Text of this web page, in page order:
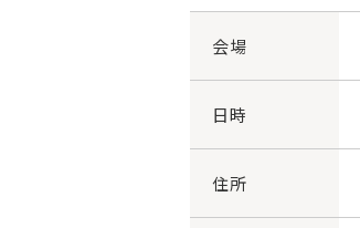
会場
日時
住所